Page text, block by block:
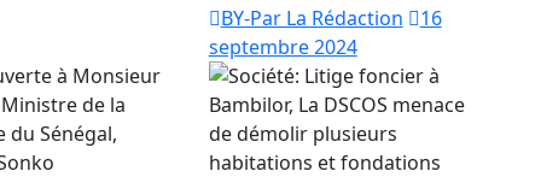
BY-Par La Rédaction
16
septembre 2024